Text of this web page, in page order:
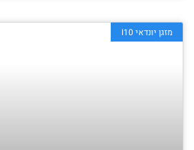
מזגן יונדאי I10